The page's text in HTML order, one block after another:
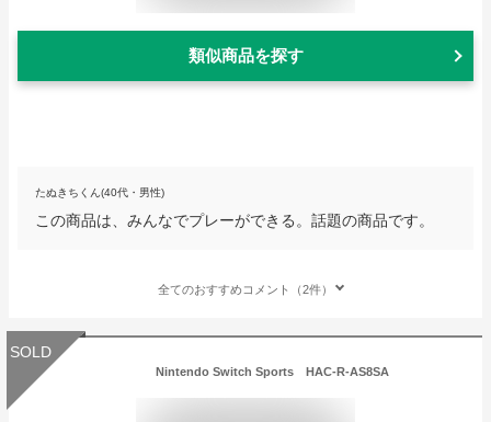
類似商品を探す
たぬきちくん(40代・男性)
この商品は、みんなでプレーができる。話題の商品です。
全てのおすすめコメント（2件）
SOLD
Nintendo Switch Sports HAC-R-AS8SA